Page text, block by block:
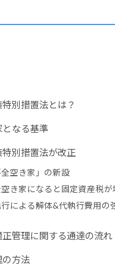
別措置法とは？
なる基準
別措置法が改正
全空き家」の新設
き家になると固定資産税が
による解体&代執行費用の
管理に関する通達の流れ
の方法